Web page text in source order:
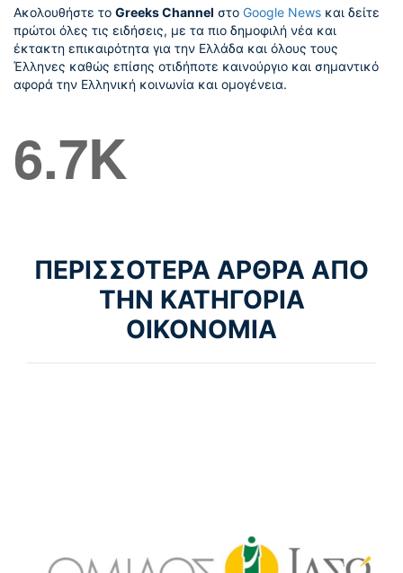
Ακολουθήστε το Greeks Channel στο Google News και δείτε
πρώτοι όλες τις ειδήσεις, με τα πιο δημοφιλή νέα και
έκτακτη επικαιρότητα για την Ελλάδα και όλους τους
Έλληνες καθώς επίσης οτιδήποτε καινούργιο και σημαντικό
αφορά την Ελληνική κοινωνία και ομογένεια.
6.7K
ΠΕΡΙΣΣΟΤΕΡΑ ΑΡΘΡΑ ΑΠΟ
ΤΗΝ ΚΑΤΗΓΟΡΙΑ
ΟΙΚΟΝΟΜΙΑ